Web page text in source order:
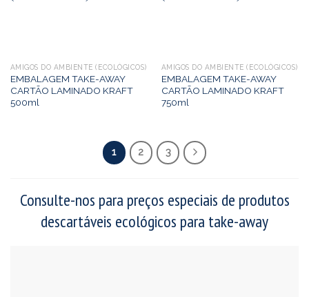
AMIGOS DO AMBIENTE (ECOLÓGICOS)
EMBALAGEM TAKE-AWAY
CARTÃO LAMINADO KRAFT
500ml
AMIGOS DO AMBIENTE (ECOLÓGICOS)
EMBALAGEM TAKE-AWAY
CARTÃO LAMINADO KRAFT
750ml
1 2 3
Consulte-nos para preços especiais de produtos
descartáveis ecológicos para take-away